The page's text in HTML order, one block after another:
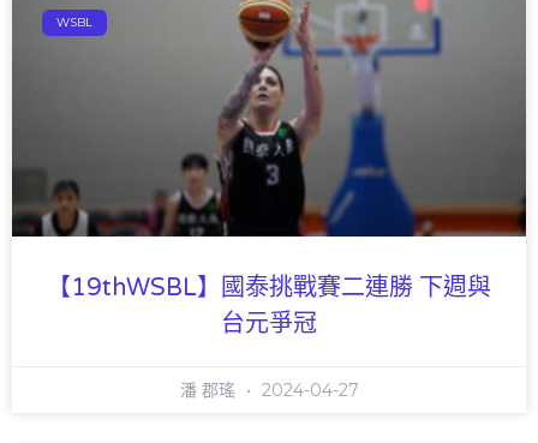
WSBL
【19thWSBL】國泰挑戰賽二連勝 下週與
台元爭冠
潘 郡瑤 2024-04-27